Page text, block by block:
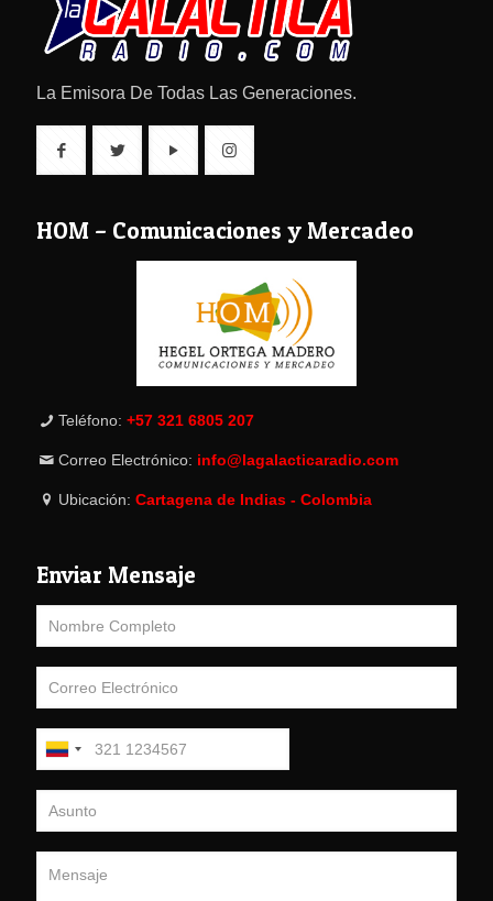
La Emisora De Todas Las Generaciones.
HOM – Comunicaciones y Mercadeo
Teléfono: +57 321 6805 207
Correo Electrónico: info@lagalacticaradio.com
Ubicación: Cartagena de Indias - Colombia
Enviar Mensaje